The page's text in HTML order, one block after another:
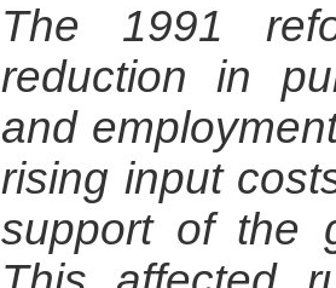
The 1991
reduction in
and
rising input
support of the